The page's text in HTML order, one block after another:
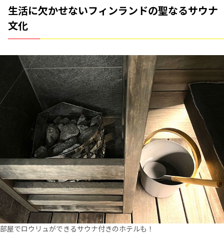
生活に欠かせないフィンランドの聖なるサウナ
文化
部屋でロウリュができるサウナ付きのホテルも！